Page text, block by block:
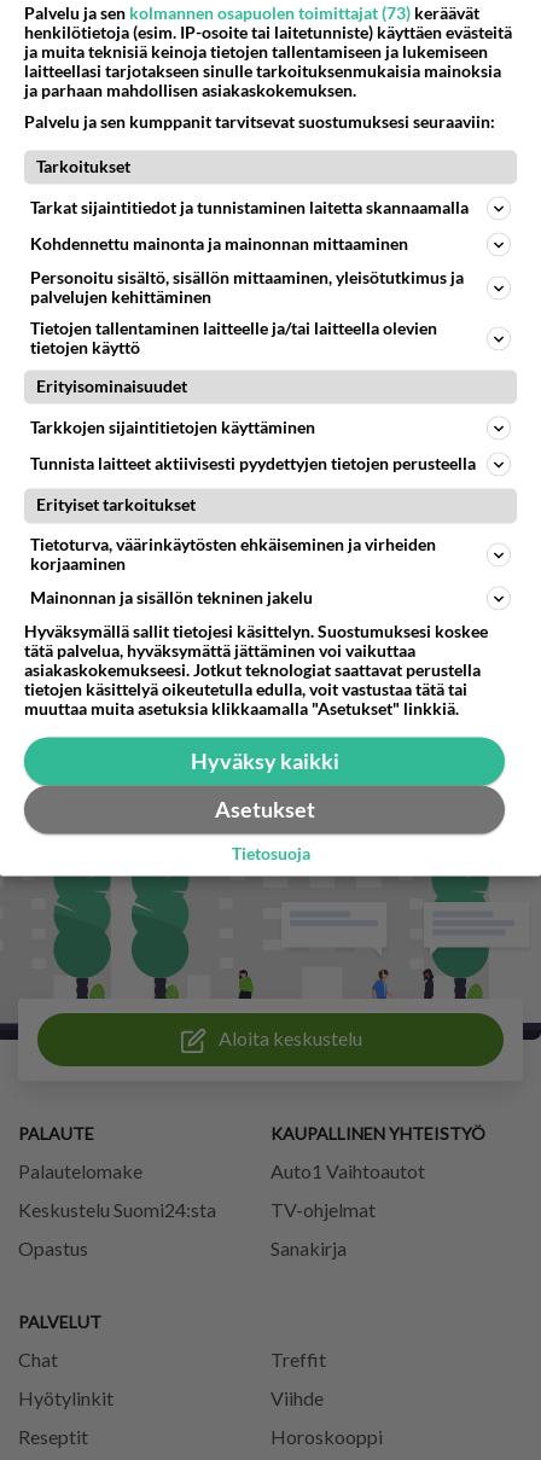
Osallistu keskusteluun
2 km on nykyään liian pitkä koulumatka
Miesten tuijotus
Mutta mies vain tuijottaa, siinä vaiheessa käännän itse pään pois. Mikä juttu? Yleensä jos joku tuijottaa tai katsoo, hä
41
GALLUP: Mikä on arkiruokabravuurisi?
Naiset kertokaa
STARA.FI
Aikuisten vesirokkorokotukset alkoivat – kohderyhmä julkistettiin
Moottoripyöräilijä pakeni poliisia – tutkaan hurja ylinopeus
Blind Channel palaa tauoltaan – paluukonsertti marraskuussa
Aloita keskustelu
PALAUTE
Palautelomake
Keskustelu Suomi24:sta
Opastus
PALVELUT
Chat
Treffit
Hyötylinkit
Viihde
Reseptit
Horoskooppi
KAUPALLINEN YHTEISTYÖ
Auto1 Vaihtoautot
TV-ohjelmat
Sanakirja
Palvelu ja sen kolmannen osapuolen toimittajat (73) keräävät
henkilötietoja (esim. IP-osoite tai laitetunniste) käyttäen evästeitä
ja muita teknisiä keinoja tietojen tallentamiseen ja lukemiseen
laitteellasi tarjotakseen sinulle tarkoituksenmukaisia mainoksia
ja parhaan mahdollisen asiakaskokemuksen.
Palvelu ja sen kumppanit tarvitsevat suostumuksesi seuraaviin:
Tarkoitukset
Tarkat sijaintitiedot ja tunnistaminen laitetta skannaamalla
Kohdennettu mainonta ja mainonnan mittaaminen
Personoitu sisältö, sisällön mittaaminen, yleisötutkimus ja
palvelujen kehittäminen
Tietojen tallentaminen laitteelle ja/tai laitteella olevien
tietojen käyttö
Erityisominaisuudet
Tarkkojen sijaintitietojen käyttäminen
Tunnista laitteet aktiivisesti pyydettyjen tietojen perusteella
Erityiset tarkoitukset
Tietoturva, väärinkäytösten ehkäiseminen ja virheiden
korjaaminen
Mainonnan ja sisällön tekninen jakelu
Hyväksymällä sallit tietojesi käsittelyn. Suostumuksesi koskee
tätä palvelua, hyväksymättä jättäminen voi vaikuttaa
asiakaskokemukseesi. Jotkut teknologiat saattavat perustella
tietojen käsittelyä oikeutetulla edulla, voit vastustaa tätä tai
muuttaa muita asetuksia klikkaamalla "Asetukset" linkkiä.
Hyväksy kaikki
Asetukset
Tietosuoja